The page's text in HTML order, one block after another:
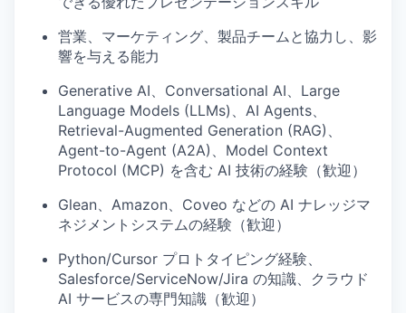
営業、マーケティング、製品チームと協力し、影
響を与える能力
Generative AI、Conversational AI、Large
Language Models (LLMs)、AI Agents、
Retrieval-Augmented Generation (RAG)、
Agent-to-Agent (A2A)、Model Context
Protocol (MCP) を含む AI 技術の経験（歓迎）
Glean、Amazon、Coveo などの AI ナレッジマ
ネジメントシステムの経験（歓迎）
Python/Cursor プロトタイピング経験、
Salesforce/ServiceNow/Jira の知識、クラウド
AI サービスの専門知識（歓迎）